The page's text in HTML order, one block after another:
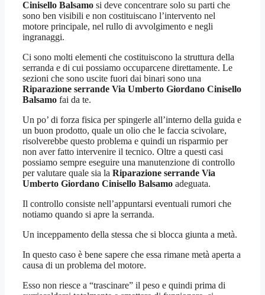
Cinisello Balsamo si deve concentrare solo su parti che
sono ben visibili e non costituiscano l’intervento nel
motore principale, nel rullo di avvolgimento e negli
ingranaggi.
Ci sono molti elementi che costituiscono la struttura della
serranda e di cui possiamo occuparcene direttamente. Le
sezioni che sono uscite fuori dai binari sono una
Riparazione serrande Via Umberto Giordano Cinisello
Balsamo fai da te.
Un po’ di forza fisica per spingerle all’interno della guida e
un buon prodotto, quale un olio che le faccia scivolare,
risolverebbe questo problema e quindi un risparmio per
non aver fatto intervenire il tecnico. Oltre a questi casi
possiamo sempre eseguire una manutenzione di controllo
per valutare quale sia la Riparazione serrande Via
Umberto Giordano Cinisello Balsamo adeguata.
Il controllo consiste nell’appuntarsi eventuali rumori che
notiamo quando si apre la serranda.
Un inceppamento della stessa che si blocca giunta a metà.
In questo caso è bene sapere che essa rimane metà aperta a
causa di un problema del motore.
Esso non riesce a “trascinare” il peso e quindi prima di